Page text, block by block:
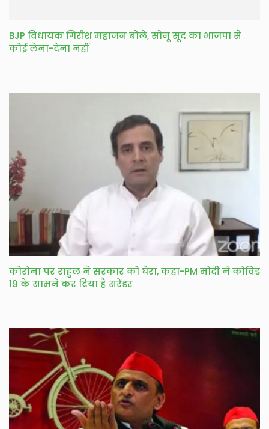
BJP विधायक गिरीश महाजन बोले, सोनू सूद का भाजपा से
कोई लेना-देना नहीं
कोरोना पर राहुल ने सरकार को घेरा, कहा-PM मोदी ने कोविड
19 के सामने कर दिया है सरेंडर